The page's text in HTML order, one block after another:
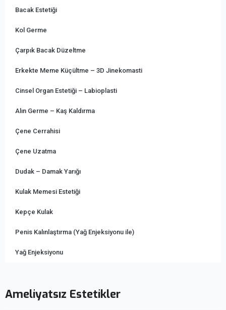
Bacak Estetiği
Kol Germe
Çarpık Bacak Düzeltme
Erkekte Meme Küçültme – 3D Jinekomasti
Cinsel Organ Estetiği – Labioplasti
Alın Germe – Kaş Kaldırma
Çene Cerrahisi
Çene Uzatma
Dudak – Damak Yarığı
Kulak Memesi Estetiği
Kepçe Kulak
Penis Kalınlaştırma (Yağ Enjeksiyonu ile)
Yağ Enjeksiyonu
Ameliyatsız Estetikler